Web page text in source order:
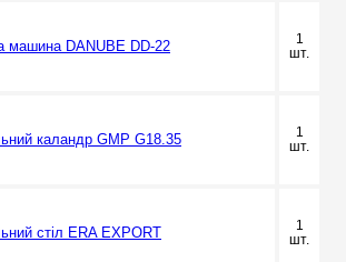
машина DANUBE DD-22
1
шт.
каландр GMP G18.35
1
шт.
стіл ERA EXPORT
1
шт.